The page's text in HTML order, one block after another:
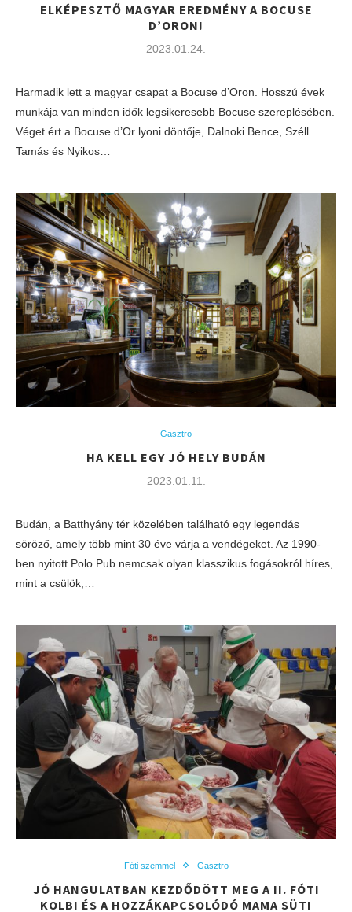
ELKÉPESZTŐ MAGYAR EREDMÉNY A BOCUSE
D’ORON!
2023.01.24.
Harmadik lett a magyar csapat a Bocuse d’Oron. Hosszú évek
munkája van minden idők legsikeresebb Bocuse szereplésében.
Véget ért a Bocuse d’Or lyoni döntője, Dalnoki Bence, Széll
Tamás és Nyikos…
Gasztro
HA KELL EGY JÓ HELY BUDÁN
2023.01.11.
Budán, a Batthyány tér közelében található egy legendás
söröző, amely több mint 30 éve várja a vendégeket. Az 1990-
ben nyitott Polo Pub nemcsak olyan klasszikus fogásokról híres,
mint a csülök,…
Fóti szemmel Gasztro
JÓ HANGULATBAN KEZDŐDÖTT MEG A II. FÓTI
KOLBI ÉS A HOZZÁKAPCSOLÓDÓ MAMA SÜTI